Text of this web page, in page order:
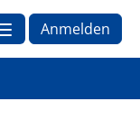
Anmelden